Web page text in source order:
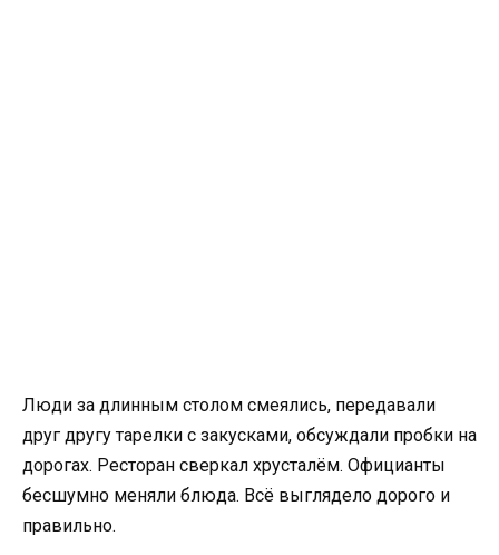
Люди за длинным столом смеялись, передавали
друг другу тарелки с закусками, обсуждали пробки на
дорогах. Ресторан сверкал хрусталём. Официанты
бесшумно меняли блюда. Всё выглядело дорого и
правильно.